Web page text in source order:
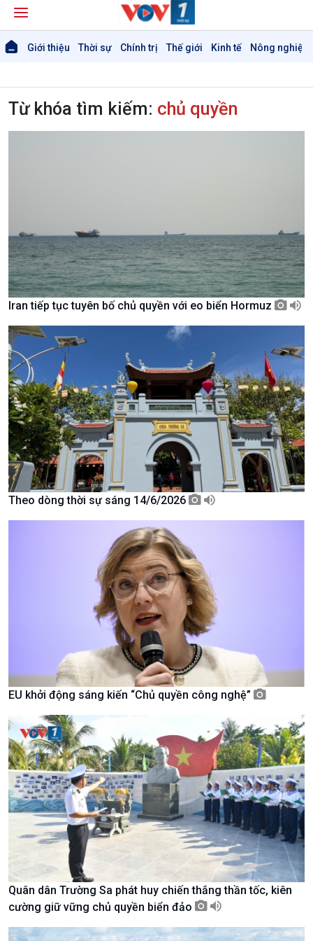
Giới thiệu Thời sự Chính trị Thế giới Kinh tế Nông nghiệp
Giới thiệu
Thời sự
Thời sự 6h
Thời sự 12h
Thời sự 18h
Thời sự 21h30
Bản tin
Chuyên mục
Theo dòng Thời sự
Chính trị
Tin Chính trị
Chính phủ với người dân
Quốc hội với cử tri
Xây dựng đảng
Đảng trong cuộc sống
Nhận diện sự thật
Pháp luật và đời sống
Tin thế giới
Vấn đề quốc tế
Hồ sơ sự kiện quốc tế
Thế giới & Việt Nam
Biên cương - Một dải vững
bền
Từ khóa tìm kiếm: chủ quyền
Iran tiếp tục tuyên bố chủ quyền với eo biển Hormuz
Theo dòng thời sự sáng 14/6/2026
EU khởi động sáng kiến “Chủ quyền công nghệ”
Quân dân Trường Sa phát huy chiến thắng thần tốc, kiên
cường giữ vững chủ quyền biển đảo